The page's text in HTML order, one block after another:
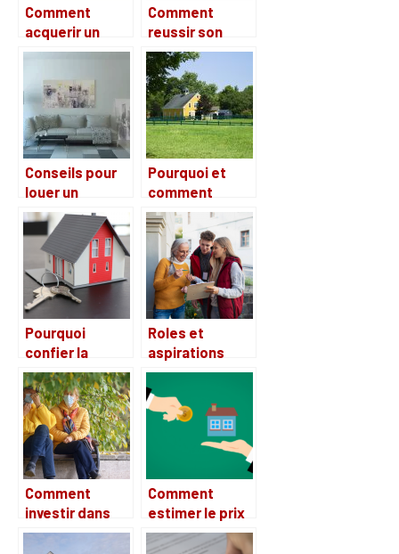
Comment
acquerir un
terrain en
Maritime ?
Comment
reussir son
projet
immobilier?
Conseils pour
louer un
appartement
en étant au
chômage
Pourquoi et
comment
délimiter son
terrain ?
Pourquoi
confier la
gestion de son
bien immobilier
à une agence ?
Roles et
aspirations
d’une
association de
defense des
locataires : que
retenir ?
Comment
investir dans
une maison de
Comment
estimer le prix
de vente de